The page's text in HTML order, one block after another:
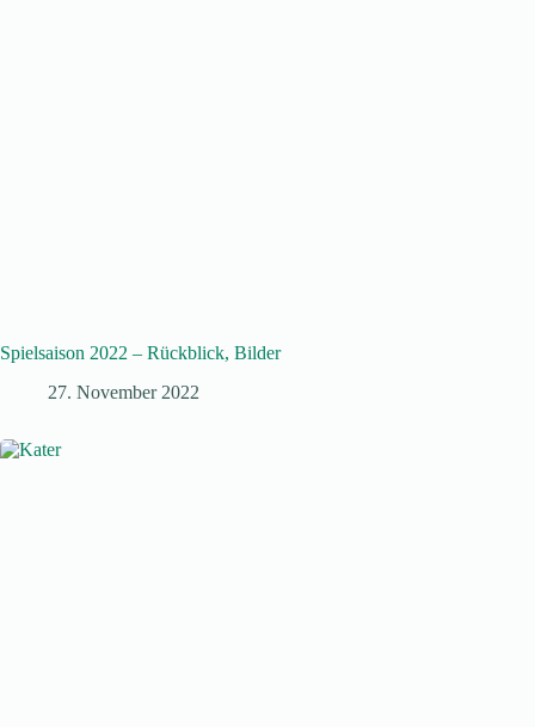
Spielsaison 2022 – Rückblick, Bilder
27. November 2022